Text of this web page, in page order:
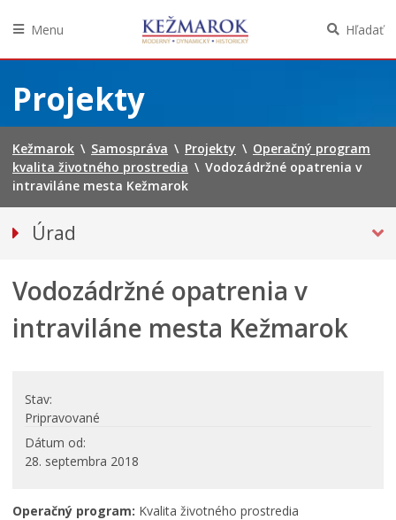
obsah
Menu Hľadať
Projekty
Kežmarok \ Samospráva \ Projekty \ Operačný program
kvalita životného prostredia \ Vodozádržné opatrenia v
intraviláne mesta Kežmarok
Úrad
Prednosta
Sekcie úradu
Úradná tabuľa
PROJEKTY
Projekty mesta
Integrovaný regionálny operačný program 2014 – 2020
Vodozádržné opatrenia v
intraviláne mesta Kežmarok
Stav
Pripravované
Dátum od
28. septembra 2018
Operačný program: Kvalita životného prostredia